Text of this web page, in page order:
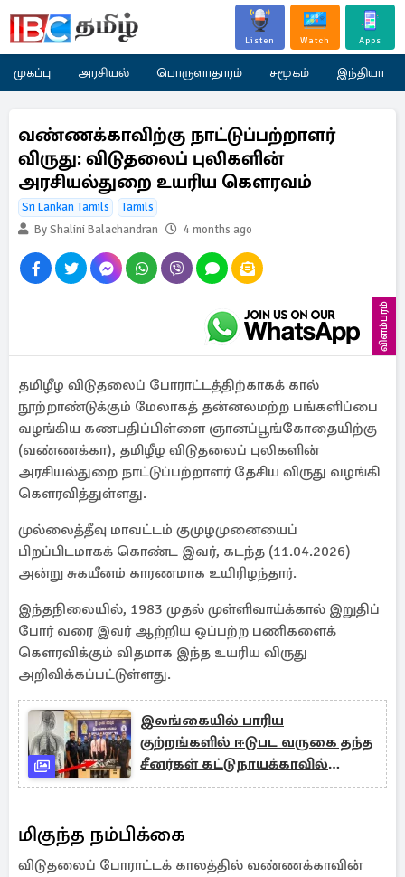
Listen Watch Apps
முகப்பு அரசியல் பொருளாதாரம் சமூகம் இந்தியா
வண்ணக்காவிற்கு நாட்டுப்பற்றாளர்
விருது: விடுதலைப் புலிகளின்
அரசியல்துறை உயரிய கௌரவம்
Sri Lankan Tamils
Tamils
By Shalini Balachandran
4 months ago
விளம்பரம்
தமிழீழ விடுதலைப் போராட்டத்திற்காகக் கால்
நூற்றாண்டுக்கும் மேலாகத் தன்னலமற்ற பங்களிப்பை
வழங்கிய கணபதிப்பிள்ளை ஞானப்பூங்கோதையிற்கு
(வண்ணக்கா), தமிழீழ விடுதலைப் புலிகளின்
அரசியல்துறை நாட்டுப்பற்றாளர் தேசிய விருது வழங்கி
கௌரவித்துள்ளது.
முல்லைத்தீவு மாவட்டம் குமுழமுனையைப்
பிறப்பிடமாகக் கொண்ட இவர், கடந்த (11.04.2026)
அன்று சுகயீனம் காரணமாக உயிரிழந்தார்.
இந்தநிலையில், 1983 முதல் முள்ளிவாய்க்கால் இறுதிப்
போர் வரை இவர் ஆற்றிய ஒப்பற்ற பணிகளைக்
கௌரவிக்கும் விதமாக இந்த உயரிய விருது
அறிவிக்கப்பட்டுள்ளது.
இலங்கையில் பாரிய
குற்றங்களில் ஈடுபட வருகை தந்த
சீனர்கள் கட்டுநாயக்காவில்
சிக்கினர்
மிகுந்த நம்பிக்கை
விடுதலைப் போராட்டக் காலத்தில் வண்ணக்காவின்